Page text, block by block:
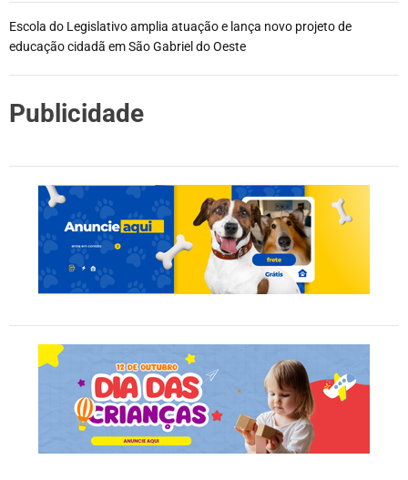
Escola do Legislativo amplia atuação e lança novo projeto de
educação cidadã em São Gabriel do Oeste
Publicidade